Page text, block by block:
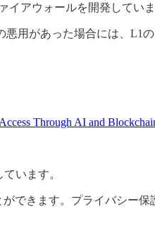
アウォールを開発していま
用があった場合には、L1
Through AI and
います。
できます。プライバシー